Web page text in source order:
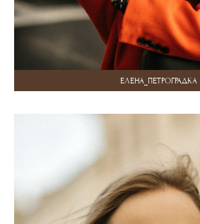
ЕЛЕНА_ПЕТРОГРАДКА